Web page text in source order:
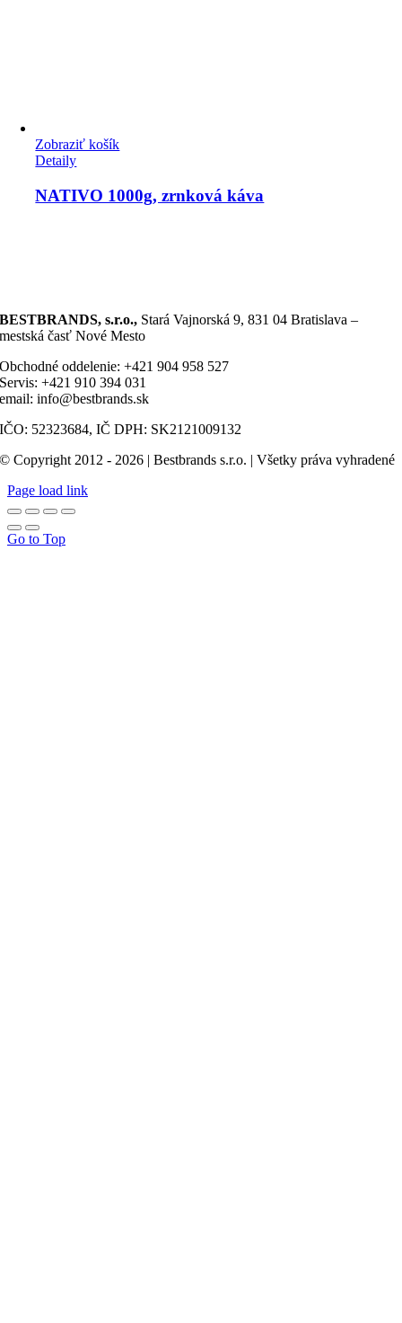
Zobraziť košík
Detaily
NATIVO 1000g, zrnková káva
BESTBRANDS, s.r.o., Stará Vajnorská 9, 831 04 Bratislava –
mestská časť Nové Mesto
Obchodné oddelenie: +421 904 958 527
Servis: +421 910 394 031
email: info@bestbrands.sk
IČO: 52323684, IČ DPH: SK2121009132
© Copyright 2012 - 2026 | Bestbrands s.r.o. | Všetky práva vyhradené
Page load link
Go to Top